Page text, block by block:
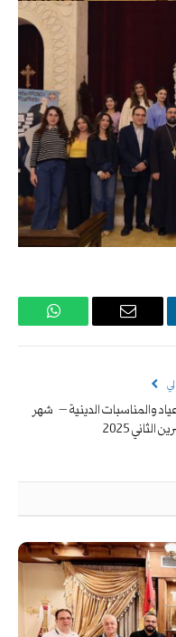
البريد
واتساب
والمناسبات الدينية – شهر
الثاني 2025